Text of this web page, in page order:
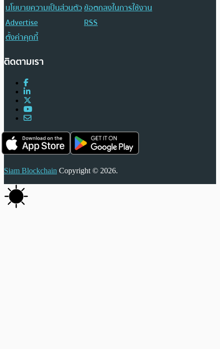
นโยบายความเป็นส่วนตัวข้อตกลงในการใช้งาน
Advertise
RSS
ตั้งค่าคุกกี้
ติดตามเรา
Siam Blockchain Copyright © 2026.